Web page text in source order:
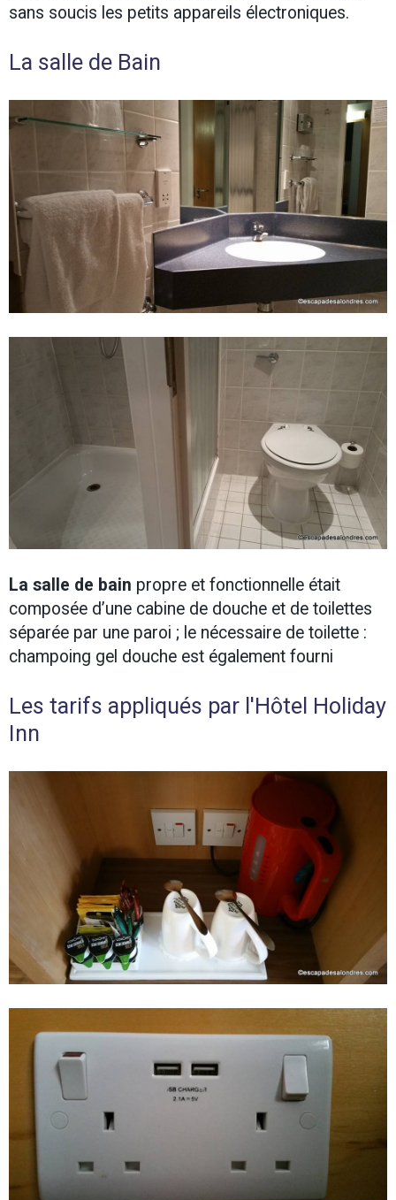
sans soucis les petits appareils électroniques.
La salle de Bain
La salle de bain propre et fonctionnelle était
composée d’une cabine de douche et de toilettes
séparée par une paroi ; le nécessaire de toilette :
champoing gel douche est également fourni
Les tarifs appliqués par l'Hôtel Holiday
Inn